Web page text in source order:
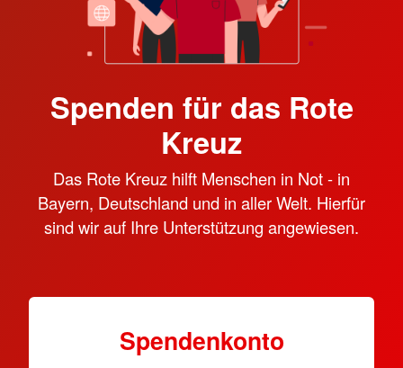
Spenden für das Rote
Kreuz
Das Rote Kreuz hilft Menschen in Not - in
Bayern, Deutschland und in aller Welt. Hierfür
sind wir auf Ihre Unterstützung angewiesen.
Spendenkonto